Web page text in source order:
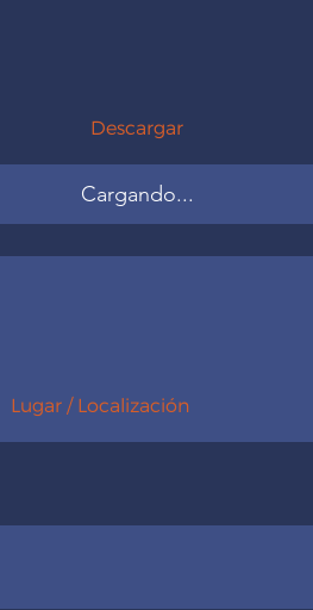
Descargar
Cargando...
Lugar / Localización